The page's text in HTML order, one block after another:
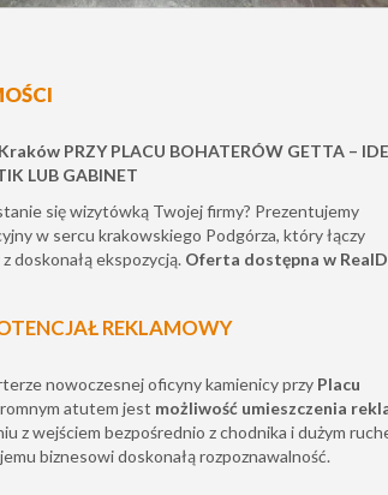
PRZY PLACU BOHATERÓW GETTA –
LUB GABINET
się wizytówką Twojej firmy? Prezentujemy
w sercu krakowskiego Podgórza, który łączy
doskonałą ekspozycją. Oferta dostępna w
REKLAMOWY
nowoczesnej oficyny kamienicy przy Placu
atutem jest możliwość umieszczenia
z wejściem bezpośrednio z chodnika i dużym
biznesowi doskonałą rozpoznawalność.